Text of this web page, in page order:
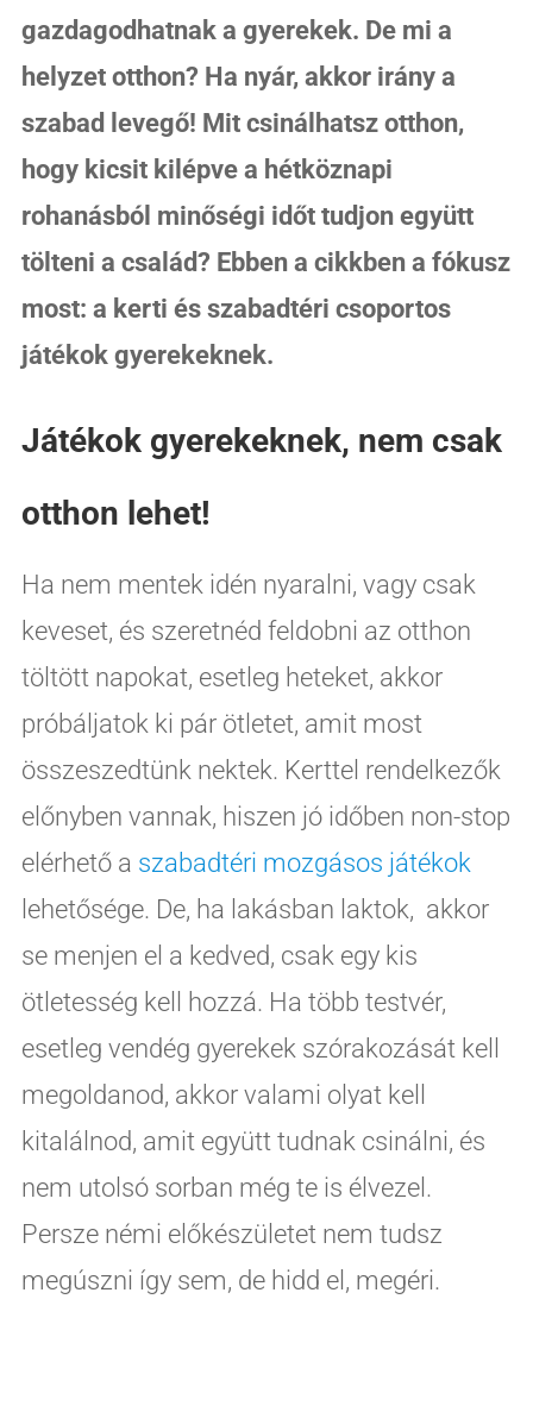
gazdagodhatnak a gyerekek. De mi a
helyzet otthon? Ha nyár, akkor irány a
szabad levegő! Mit csinálhatsz otthon,
hogy kicsit kilépve a hétköznapi
rohanásból minőségi időt tudjon együtt
tölteni a család? Ebben a cikkben a fókusz
most: a kerti és szabadtéri csoportos
játékok gyerekeknek.
Játékok gyerekeknek, nem csak
otthon lehet!
Ha nem mentek idén nyaralni, vagy csak
keveset, és szeretnéd feldobni az otthon
töltött napokat, esetleg heteket, akkor
próbáljatok ki pár ötletet, amit most
összeszedtünk nektek. Kerttel rendelkezők
előnyben vannak, hiszen jó időben non-stop
elérhető a szabadtéri mozgásos játékok
lehetősége. De, ha lakásban laktok, akkor
se menjen el a kedved, csak egy kis
ötletesség kell hozzá. Ha több testvér,
esetleg vendég gyerekek szórakozását kell
megoldanod, akkor valami olyat kell
kitalálnod, amit együtt tudnak csinálni, és
nem utolsó sorban még te is élvezel.
Persze némi előkészületet nem tudsz
megúszni így sem, de hidd el, megéri.